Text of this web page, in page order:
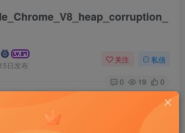
日发布
关注 私信
0 19 0
16040 Google Chrome V8 heap corruption